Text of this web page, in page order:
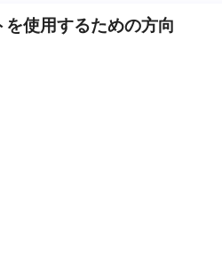
使用するための方向